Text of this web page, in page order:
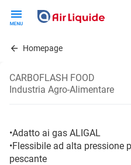
contentHomepage
CARBOFLASH FOOD
Industria Agro-Alimentare
•Adatto ai gas ALIGAL
•Flessibile ad alta pressione
pescante